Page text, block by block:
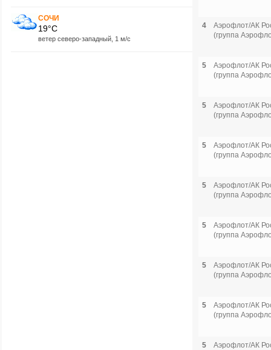
СОЧИ
19°C
ветер северо-западный, 1 м/с
4
Аэрофлот/АК
(группа
5
Аэрофлот/АК
(группа
5
Аэрофлот/АК
(группа
5
Аэрофлот/АК
(группа
5
Аэрофлот/АК
(группа
5
Аэрофлот/АК
(группа
5
Аэрофлот/АК
(группа
5
Аэрофлот/АК
(группа
5
Аэрофлот/АК